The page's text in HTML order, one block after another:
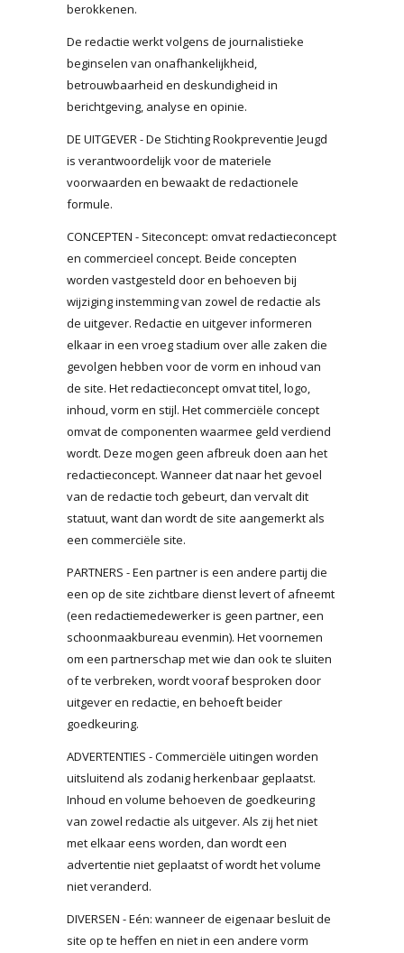
berokkenen.
De redactie werkt volgens de journalistieke
beginselen van onafhankelijkheid,
betrouwbaarheid en deskundigheid in
berichtgeving, analyse en opinie.
DE UITGEVER - De Stichting Rookpreventie Jeugd
is verantwoordelijk voor de materiele
voorwaarden en bewaakt de redactionele
formule.
CONCEPTEN - Siteconcept: omvat redactieconcept
en commercieel concept. Beide concepten
worden vastgesteld door en behoeven bij
wijziging instemming van zowel de redactie als
de uitgever. Redactie en uitgever informeren
elkaar in een vroeg stadium over alle zaken die
gevolgen hebben voor de vorm en inhoud van
de site. Het redactieconcept omvat titel, logo,
inhoud, vorm en stijl. Het commerciële concept
omvat de componenten waarmee geld verdiend
wordt. Deze mogen geen afbreuk doen aan het
redactieconcept. Wanneer dat naar het gevoel
van de redactie toch gebeurt, dan vervalt dit
statuut, want dan wordt de site aangemerkt als
een commerciële site.
PARTNERS - Een partner is een andere partij die
een op de site zichtbare dienst levert of afneemt
(een redactiemedewerker is geen partner, een
schoonmaakbureau evenmin). Het voornemen
om een partnerschap met wie dan ook te sluiten
of te verbreken, wordt vooraf besproken door
uitgever en redactie, en behoeft beider
goedkeuring.
ADVERTENTIES - Commerciële uitingen worden
uitsluitend als zodanig herkenbaar geplaatst.
Inhoud en volume behoeven de goedkeuring
van zowel redactie als uitgever. Als zij het niet
met elkaar eens worden, dan wordt een
advertentie niet geplaatst of wordt het volume
niet veranderd.
DIVERSEN - Eén: wanneer de eigenaar besluit de
site op te heffen en niet in een andere vorm